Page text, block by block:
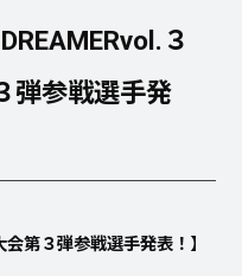
３
弾参戦選手発
会第３弾参戦選手発表！ 】